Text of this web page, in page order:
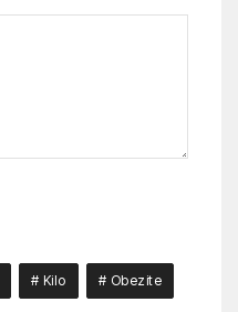
# Kilo # Obezite